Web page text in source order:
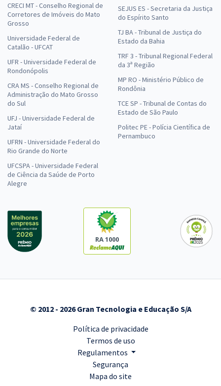
CRECI MT - Conselho Regional de
Corretores de Imóveis do Mato
Grosso
Universidade Federal de
Catalão - UFCAT
UFR - Universidade Federal de
Rondonópolis
CRA MS - Conselho Regional de
Administração do Mato Grosso
do Sul
UFJ - Universidade Federal de
Jataí
UFRN - Universidade Federal do
Rio Grande do Norte
UFCSPA - Universidade Federal
de Ciência da Saúde de Porto
Alegre
SEJUS ES - Secretaria da Justiça
do Espírito Santo
TJ BA - Tribunal de Justiça do
Estado da Bahia
TRF 3 - Tribunal Regional Federal
da 3ª Região
MP RO - Ministério Público de
Rondônia
TCE SP - Tribunal de Contas do
Estado de São Paulo
Politec PE - Polícia Científica de
Pernambuco
RA 1000
© 2012 - 2026 Gran Tecnologia e Educação S/A
Política de privacidade
Termos de uso
Regulamentos
Segurança
Mapa do site